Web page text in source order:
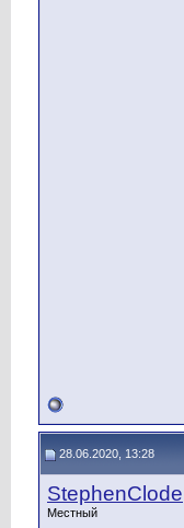
28.06.2020, 13:28
StephenClode
Местный